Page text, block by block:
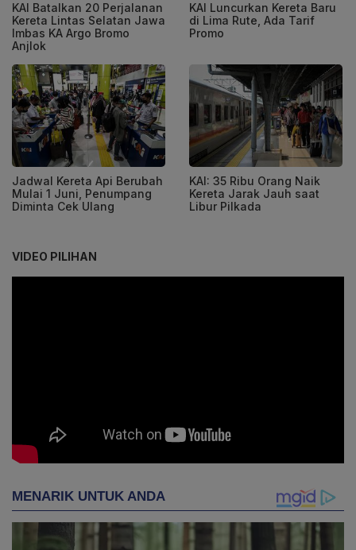
KAI Batalkan 20 Perjalanan
Kereta Lintas Selatan Jawa
Imbas KA Argo Bromo
Anjlok
KAI Luncurkan Kereta Baru
di Lima Rute, Ada Tarif
Promo
Jadwal Kereta Api Berubah
Mulai 1 Juni, Penumpang
Diminta Cek Ulang
KAI: 35 Ribu Orang Naik
Kereta Jarak Jauh saat
Libur Pilkada
VIDEO PILIHAN